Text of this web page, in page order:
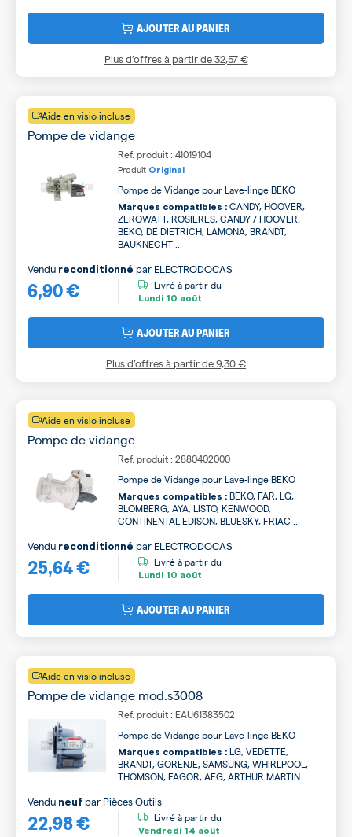
AJOUTER AU PANIER
Plus d’offres à partir de32,57 €
Aide en visio incluse
Pompe de vidange
Ref. produit : 41019104
Produit Original
Pompe de Vidange pour Lave-linge BEKO
Marques compatibles : CANDY, HOOVER,
ZEROWATT, ROSIERES, CANDY / HOOVER,
BEKO, DE DIETRICH, LAMONA, BRANDT,
BAUKNECHT ...
6,90 €
Vendu reconditionné par ELECTRODOCAS
Livré à partir du
Lundi 10 août
AJOUTER AU PANIER
Plus d’offres à partir de9,30 €
Aide en visio incluse
Pompe de vidange
Ref. produit : 2880402000
Pompe de Vidange pour Lave-linge BEKO
Marques compatibles : BEKO, FAR, LG,
BLOMBERG, AYA, LISTO, KENWOOD,
CONTINENTAL EDISON, BLUESKY, FRIAC ...
25,64 €
Vendu reconditionné par ELECTRODOCAS
Livré à partir du
Lundi 10 août
AJOUTER AU PANIER
Aide en visio incluse
Pompe de vidange mod.s3008
Ref. produit : EAU61383502
Pompe de Vidange pour Lave-linge BEKO
Marques compatibles : LG, VEDETTE,
BRANDT, GORENJE, SAMSUNG, WHIRLPOOL,
THOMSON, FAGOR, AEG, ARTHUR MARTIN ...
22,98 €
Vendu neuf par Pièces Outils
Livré à partir du
Vendredi 14 août